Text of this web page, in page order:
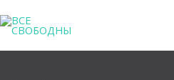
к
содержимому